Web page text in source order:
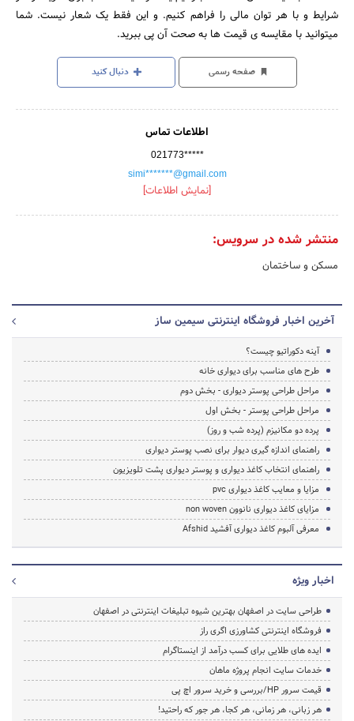
شرایط و با هر توان مالی را فراهم کنیم. و این فقط یک شعار نیست. شما
میتوانید با مقایسه ی قیمت ها به صحت آن پی ببرید.
صفحه رسمی دنبال کنید
اطلاعات تماس
021773*****
simi*******@gmail.com
[نمایش اطلاعات]
منتشر شده در سرویس:
مسکن و ساختمان
آخرین اخبار فروشگاه اینترنتی سیمین ساز
آینه دکوراتیو چیست؟
طرح های مناسب برای دیواری خانه
مراحل طراحی پوستر دیواری - بخش دوم
مراحل طراحی پوستر - بخش اول
پرده دو مکانیزم (پرده شب و روز)
راهنمای اندازه گیری دیوار برای نصب پوستر دیواری
راهنمای انتخاب کاغذ دیواری و پوستر دیواری پشت تلویزیون
مزایا و معایب کاغذ دیواری pvc
مزایای کاغذ دیواری نانوون non woven
معرفی آلبوم کاغذ دیواری آفشید Afshid
اخبار ویژه
طراحی سایت در اصفهان بهترین شیوه تبلیغات اینترنتی در اصفهان
فروشگاه اینترنتی کشاورزی اگری راز
ایده های طلایی برای کسب درآمد از اینستاگرام
خدمات سایت انجام پروژه ماهان
قیمت سرور HP/بررسی و خرید سرور اچ پی
هر زبانی، هر زمانی، هر کجا، هر جور که راحتید!